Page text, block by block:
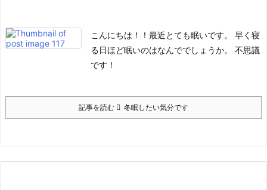
こんにちは！！ 最近とても眠いです。
早く寝
る日ほど眠いのはなんででしょうか。
不思議
です！
記事を読む 冬眠したい気分です